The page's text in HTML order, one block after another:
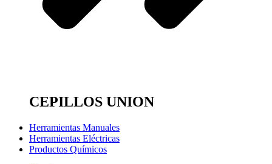
CEPILLOS UNION
Herramientas Manuales
Herramientas Eléctricas
Productos Químicos